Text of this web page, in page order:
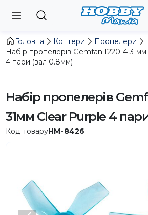
Головна Коптери
Пропелери
Набір пропелерів Gemfan 1220-4
4 пари (вал 0.8мм)
Набір пропелерів
31мм Clear Purple 4
Код товаруHM-8426